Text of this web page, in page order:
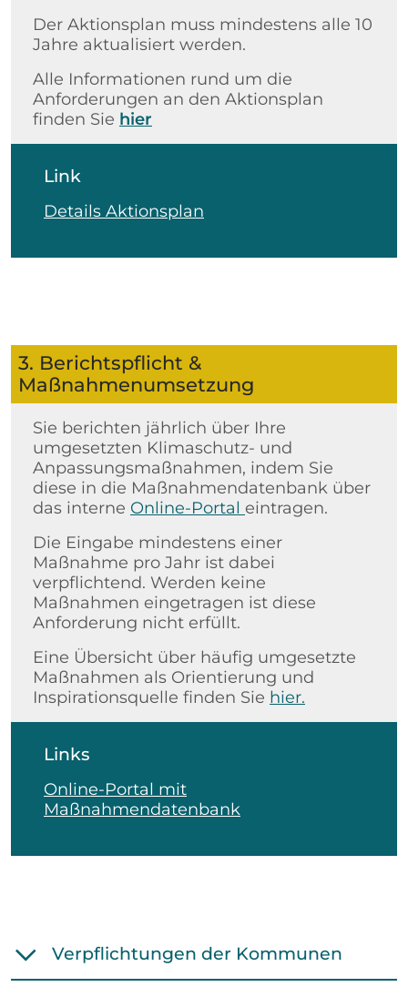
Der Aktionsplan muss mindestens alle 10
Jahre aktualisiert werden.
Alle Informationen rund um die
Anforderungen an den Aktionsplan
finden Sie hier
Link
Details Aktionsplan
3. Berichtspflicht &
Maßnahmenumsetzung
Sie berichten jährlich über Ihre
umgesetzten Klimaschutz- und
Anpassungsmaßnahmen, indem Sie
diese in die Maßnahmendatenbank über
das interne Online-Portal eintragen.
Die Eingabe mindestens einer
Maßnahme pro Jahr ist dabei
verpflichtend. Werden keine
Maßnahmen eingetragen ist diese
Anforderung nicht erfüllt.
Eine Übersicht über häufig umgesetzte
Maßnahmen als Orientierung und
Inspirationsquelle finden Sie hier.
Links
Online-Portal mit
Maßnahmendatenbank
Verpflichtungen der Kommunen